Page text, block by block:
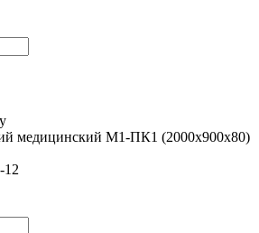
медицинский М1-ПК1 (2000x900x80)